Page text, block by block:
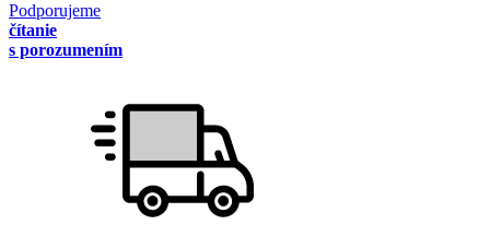
Podporujeme
čítanie
s porozumením